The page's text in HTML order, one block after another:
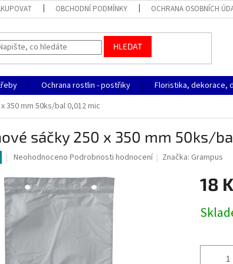
OBCHODNÍ PODMÍNKY OCHRANA OSOBNÍCH
HLEDAT
Ochrana rostlin - postřiky Floristika, dekorace,
350 mm 50ks/bal 0,012 mic
sáčky 250 x 350 mm 50ks/
Průměrné
produktu
je
5
Neohodnoceno Podrobnosti hodnocení Značka: Grampus
18
cena: